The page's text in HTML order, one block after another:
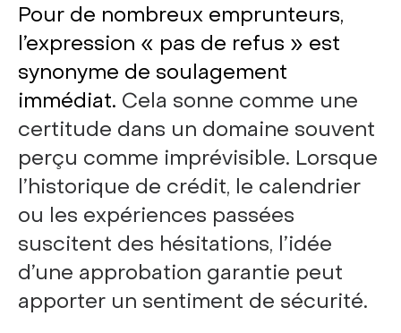
Pour de nombreux emprunteurs,
l’expression « pas de refus » est
synonyme de soulagement
immédiat. Cela sonne comme une
certitude dans un domaine souvent
perçu comme imprévisible. Lorsque
l’historique de crédit, le calendrier
ou les expériences passées
suscitent des hésitations, l’idée
d’une approbation garantie peut
apporter un sentiment de sécurité.